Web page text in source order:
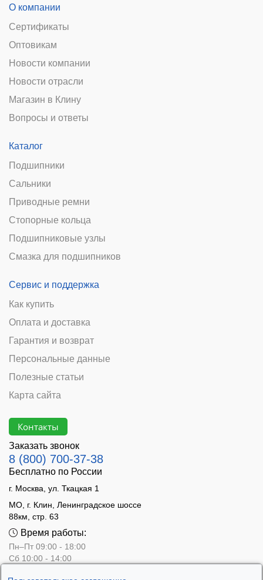
О компании
Сертификаты
Оптовикам
Новости компании
Новости отрасли
Магазин в Клину
Вопросы и ответы
Каталог
Подшипники
Сальники
Приводные ремни
Стопорные кольца
Подшипниковые узлы
Смазка для подшипников
Сервис и поддержка
Как купить
Оплата и доставка
Гарантия и возврат
Персональные данные
Полезные статьи
Карта сайта
Контакты
Заказать звонок
8 (800) 700-37-38
Бесплатно по России
г. Москва, ул. Ткацкая 1
МО, г. Клин, Ленинградское шоссе
88км, стр. 63
Время работы:
Пн–Пт 09:00 - 18:00
Сб 10:00 - 14:00